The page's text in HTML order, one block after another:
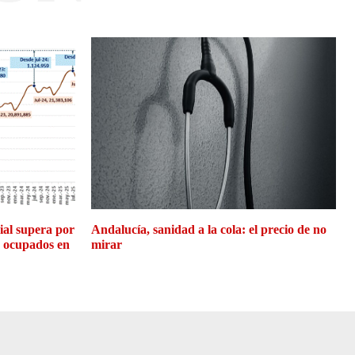
supera por
en
Andalucía, sanidad a la cola: el precio de no
mirar